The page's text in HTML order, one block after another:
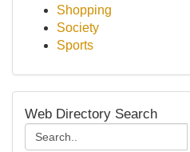
Shopping
Society
Sports
Web Directory Search